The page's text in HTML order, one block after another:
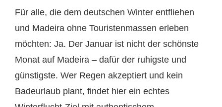
Für alle, die dem deutschen Winter entfliehen
und Madeira ohne Touristenmassen erleben
möchten: Ja. Der Januar ist nicht der schönste
Monat auf Madeira – dafür der ruhigste und
günstigste. Wer Regen akzeptiert und kein
Badeurlaub plant, findet hier ein echtes